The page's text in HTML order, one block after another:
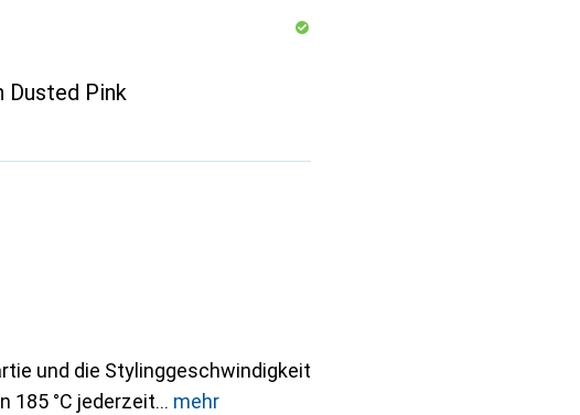
Dusted Pink
und die Stylinggeschwindigkeit
185 °C jederzeit
mehr